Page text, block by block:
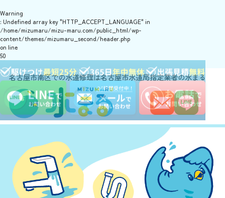
Warning
: Undefined array key "HTTP_ACCEPT_LANGUAGE" in
/home/mizumaru/mizu-maru.com/public_html/wp-
content/themes/mizumaru_second/header.php
on line
50
名古屋市南区での水道修理は名古屋市水道局指定業者の水まる